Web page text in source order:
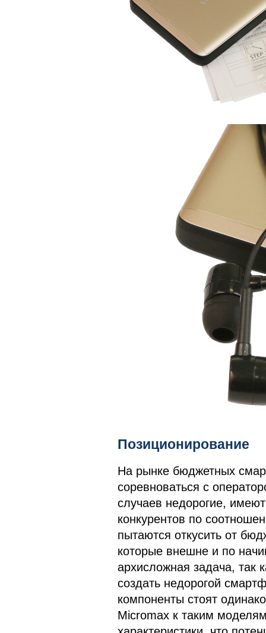
Позиционирование
На рынке бюджетных
соревноваться с
случаев недорогие,
конкурентов по
пытаются откусить от
которые внешне и по
архисложная задача, так
создать недорогой
компоненты стоят
Micromax к таким